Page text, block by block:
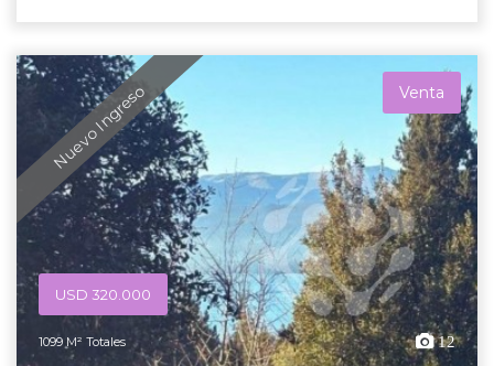
Nuevo Ingreso Venta
USD 320.000
1099 M² Totales 12